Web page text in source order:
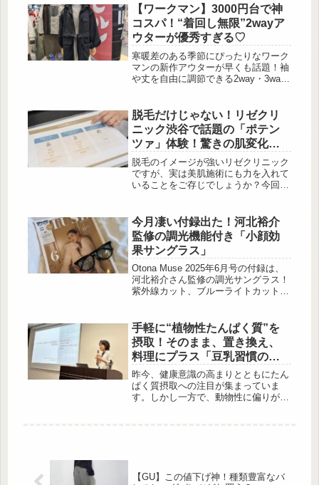
いったディテールが、大人女子の魅力
を引き立てます。おしゃれで快適、そ
んなアイテムが揃っているので、ぜひ
チェックしてみてください！シャーリ
ングデザインで旬の抜け感を♡ 出
典:_da_aco_様ご提供 出典:_da_aco_
様ご提供 シャー...
【ワークマン】3000円台で神
コスパ！“着回し無限”2wayア
ウターが優秀すぎる♡
寒暖差のある季節にぴったりなワーク
マンの新作アウターが早くも話題！袖
や丈を自由に調節できる2way・3way
特に人気の高い新作アウターを厳選し
てご紹介します。 どれも3,000円台で
手に入る高コスパアイテムなので、完
売前に要チェックです！着回し力最
強！セパレート可能なアウターが登場
出典:beautyまとめ 袖やフ...
脱毛だけじゃない！リゼクリ
ニック渋谷で話題の「ポテン
ツァ」体験！驚きの肌変化＆
ダウンタイムに感動♡
脱毛のイメージが強いリゼクリニック
ですが、実は美肌施術にも力を入れて
いることをご存じでしょうか？今回
で、レポートしていきます。リゼクリ
ニック渋谷院でドラッグデリバリーポ
テンツァを体験！ 出典:beautyまとめ
実際に訪れたのはリゼクリニック渋谷
院。丁寧なカウンセリングの後、今回
は肌のハリと毛穴の引き締めを目的
に、ドラッグデリバリーポテンツァを
体験しました。ポテンツ...
今月凄い付録出た！河北裕介
監修の調光機能付き「小顔効
果サングラス」
Otona Muse 2025年6月号の付録は、
河北裕介さん監修の調光サングラス！
紫外線カット、ブルーライトカットに
備えたアイテムです。さらに、フレー
ムは流行のウェリントン型で、肌を明
るく見せるブルーレンズを採用してい
ます。 Otona Muse 2025年6月号 付
録：調光サングラス 出典:beautyま
とめ Otona Muse 2025年6月号の付
録は、紫外線カットとブルーライトカ
ット機能を兼ね備えた調光サング...
手軽に“植物性たんぱく質”を
摂取！そのまま、置き換え、
料理にプラス「豆乳習慣のス
スメ」
昨今、健康意識の高まりとともにたん
ぱく質摂取への注目が集まっていま
す。しかし一方で、動物性に偏りがち
アセミナーを開催。今回はその内容を
【GU】この値下げ神！種類豊富なバ